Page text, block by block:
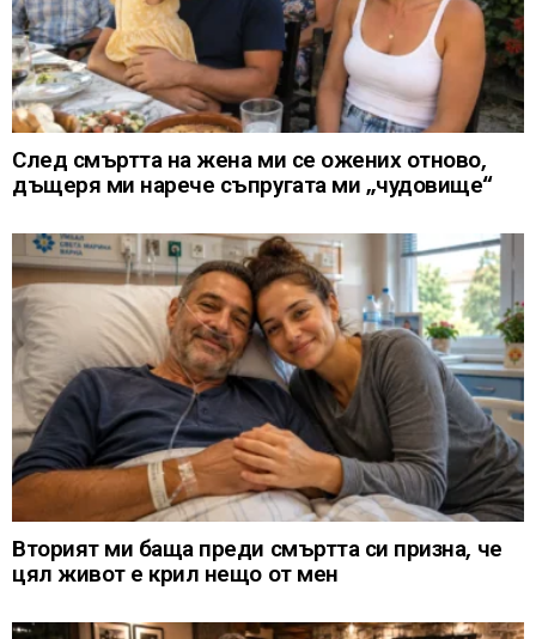
След смъртта на жена ми се ожених отново,
дъщеря ми нарече съпругата ми „чудовище“
Вторият ми баща преди смъртта си призна, че
цял живот е крил нещо от мен